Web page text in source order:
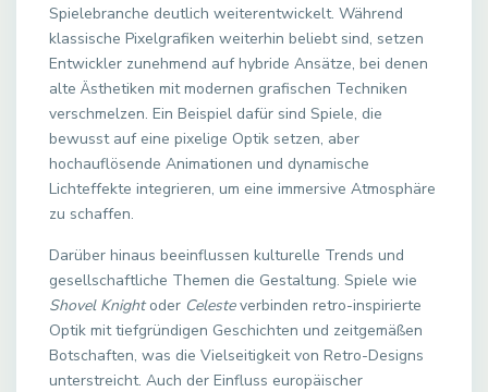
Spielebranche deutlich weiterentwickelt. Während
klassische Pixelgrafiken weiterhin beliebt sind, setzen
Entwickler zunehmend auf hybride Ansätze, bei denen
alte Ästhetiken mit modernen grafischen Techniken
verschmelzen. Ein Beispiel dafür sind Spiele, die
bewusst auf eine pixelige Optik setzen, aber
hochauflösende Animationen und dynamische
Lichteffekte integrieren, um eine immersive Atmosphäre
zu schaffen.
Darüber hinaus beeinflussen kulturelle Trends und
gesellschaftliche Themen die Gestaltung. Spiele wie
Shovel Knightoder Celesteverbinden retro-inspirierte
Optik mit tiefgründigen Geschichten und zeitgemäßen
Botschaften, was die Vielseitigkeit von Retro-Designs
unterstreicht. Auch der Einfluss europäischer